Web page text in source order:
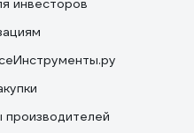
инвесторов